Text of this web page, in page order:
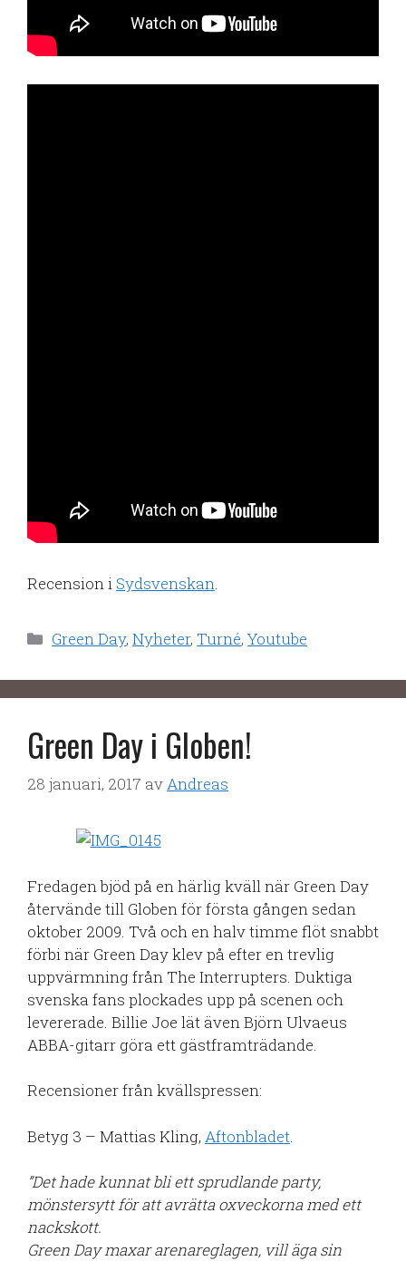
Recension i Sydsvenskan
Kategorier
Green Day,Nyheter, Turné,Youtube
Green Day i Globen!
28 januari, 2017 avAndreas
Fredagen bjöd på en härlig kväll när Green Day
återvände till Globen för första gången sedan
oktober 2009. Två och en halv timme flöt snabbt
förbi när Green Day klev på efter en trevlig
uppvärmning från The Interrupters. Duktiga
svenska fans plockades upp på scenen och
levererade. Billie Joe lät även Björn Ulvaeus
ABBA-gitarr göra ett gästframträdande.
Recensioner från kvällspressen:
Betyg 3 – Mattias Kling, Aftonbladet
”Det hade kunnat bli ett sprudlande party,
mönstersytt för att avrätta oxveckorna med ett
nackskott.
Green Day maxar arenareglagen, vill äga sin